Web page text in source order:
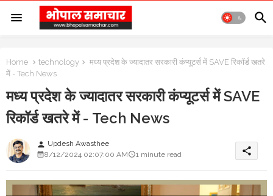
Home technology
मध्य प्रदेश के ज्यादातर सरकारी कंप्यूटर्स में SAVE रिकॉर्ड खतरे
में - Tech News
मध्य प्रदेश के ज्यादातर सरकारी कंप्यूटर्स में SAVE
रिकॉर्ड खतरे में - Tech News
person Updesh Awasthee
8/12/2024 02:07:00 AM
1 minute read share